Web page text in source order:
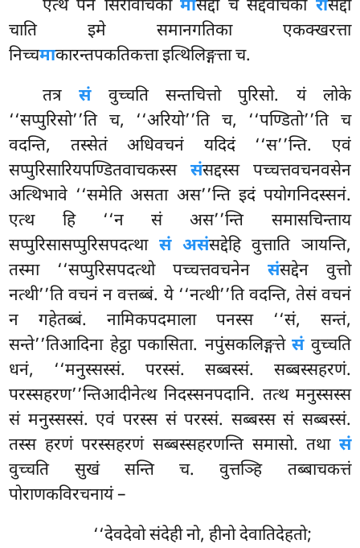
एत्थ पन सिरीवाचकोमासद्दो च सद्दवाचको रासद्दो
चाति इमे समानगतिका एकक्खरत्ता
निच्चमाकारन्तपकतिकत्ता इत्थिलिङ्गत्ता च.
तत्रसंवुच्चति सन्तचित्तो पुरिसो. यं लोके
‘‘सप्पुरिसो’’ति च, ‘‘अरियो’’ति च, ‘‘पण्डितो’’ति च
वदन्ति, तस्सेतं अधिवचनं यदिदं ‘‘स’’न्ति. एवं
सप्पुरिसारियपण्डितवाचकस्स संसद्दस्स पच्चत्तवचनवसेन
अत्थिभावे ‘‘समेति असता अस’’न्ति इदं पयोगनिदस्सनं.
एत्थ हि ‘‘न सं अस’’न्ति समासचिन्ताय
सप्पुरिसासप्पुरिसपदत्था सं असंसद्देहि वुत्ताति ञायन्ति,
तस्मा ‘‘सप्पुरिसपदत्थो पच्चत्तवचनेन संसद्देन वुत्तो
नत्थी’’ति वचनं न वत्तब्बं. ये ‘‘नत्थी’’ति वदन्ति, तेसं वचनं
न गहेतब्बं. नामिकपदमाला पनस्स ‘‘सं, सन्तं,
सन्ते’’तिआदिना हेट्ठा पकासिता. नपुंसकलिङ्गत्तेसंवुच्चति
धनं, ‘‘मनुस्सस्सं. परस्सं. सब्बस्सं. सब्बस्सहरणं.
परस्सहरण’’न्तिआदीनेत्थ निदस्सनपदानि. तत्थ मनुस्सस्स
सं मनुस्सस्सं. एवं परस्स सं परस्सं. सब्बस्स सं सब्बस्सं.
तस्स हरणं परस्सहरणं सब्बस्सहरणन्ति समासो. तथा सं
वुच्चति सुखं सन्ति च. वुत्तञ्हि तब्बाचकत्तं
पोराणकविरचनायं –
‘‘देवदेवोसंदेही नो, हीनो देवातिदेहतो;